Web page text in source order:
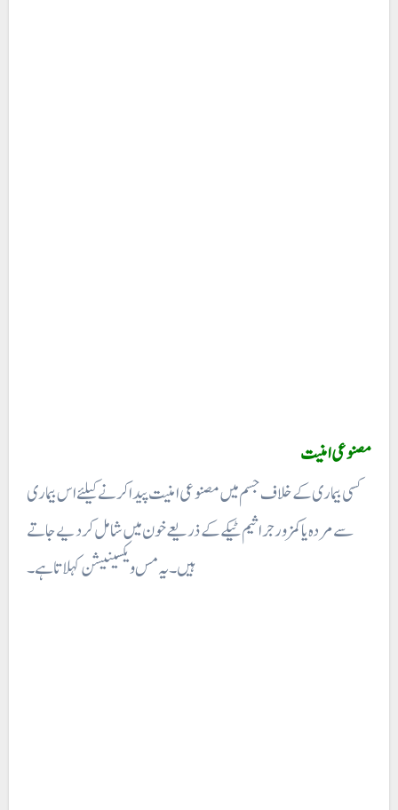
مصنوعی امنیت
کسی بیماری کے خلاف جسم میں مصنوعی امنیت پیدا کرنے کیلئے اس بیماری
سے مردہ یا کمزور جراثیم ٹیکے کے ذریعے خون میں شامل کر دیے جاتے
ہیں۔ یہ مس ویکسینیشن کہلاتا ہے۔